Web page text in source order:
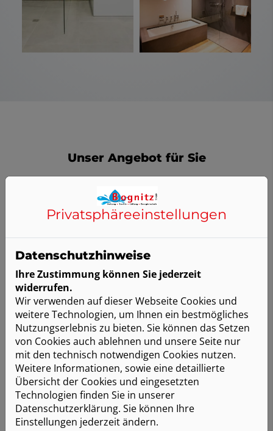
Unser Angebot für Sie
Individuelle Planung und Beratung
In einem Gespräch erfassen wir Ihre Wünsche und
Ideen, um basierend darauf eine Auswahl an
verschiedenen Fliesen zu präsentieren. Dabei achten
wir darauf, dass die Fliesen perfekt zu Keramik und
Armaturen passen. Neben einer transparenten
Kostenaufstellung zu den angesetzten Arbeiten
erhalten Sie auch immer eine Preisauskunft zu den
vorgestellten Fliesen. So gibt es keine
Überraschungen.
Privatsphäre­einstellungen
Datenschutzhinweise
Ihre Zustimmung können Sie jederzeit
widerrufen.
Wir verwenden auf dieser Webseite Cookies und
weitere Technologien, um Ihnen ein bestmögliches
Nutzungserlebnis zu bieten. Sie können das Setzen
von Cookies auch ablehnen und unsere Seite nur
mit den technisch notwendigen Cookies nutzen.
Weitere Informationen, sowie eine detaillierte
Übersicht der Cookies und eingesetzten
Technologien finden Sie in unserer
Datenschutzerklärung. Sie können Ihre
Einstellungen jederzeit ändern.